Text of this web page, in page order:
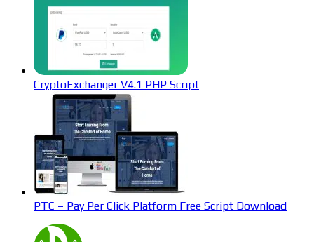
CryptoExchanger V4.1 PHP Script
PTC – Pay Per Click Platform Free Script Download